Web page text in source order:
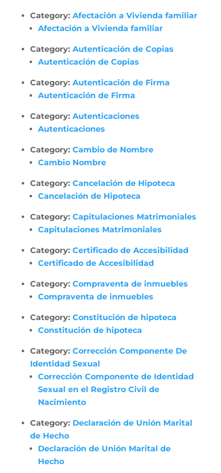
Category: Afectación a Vivienda familiar
Afectación a Vivienda familiar
Category: Autenticación de Copias
Autenticación de Copias
Category: Autenticación de Firma
Autenticación de Firma
Category: Autenticaciones
Autenticaciones
Category: Cambio de Nombre
Cambio Nombre
Category: Cancelación de Hipoteca
Cancelación de Hipoteca
Category: Capitulaciones Matrimoniales
Capitulaciones Matrimoniales
Category: Certificado de Accesibilidad
Certificado de Accesibilidad
Category: Compraventa de inmuebles
Compraventa de inmuebles
Category: Constitución de hipoteca
Constitución de hipoteca
Category: Corrección Componente De
Identidad Sexual
Corrección Componente de Identidad
Sexual en el Registro Civil de
Nacimiento
Category: Declaración de Unión Marital
de Hecho
Declaración de Unión Marital de
Hecho